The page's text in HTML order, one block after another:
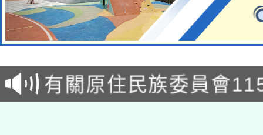
本校115學年度第1次
第3次招考甄選結果公
本校115學年度第2次
次招考甄選結果公告(
有關原住民族委員會
公告之原住民族歲時祭
兒童少年暑期犯罪預防